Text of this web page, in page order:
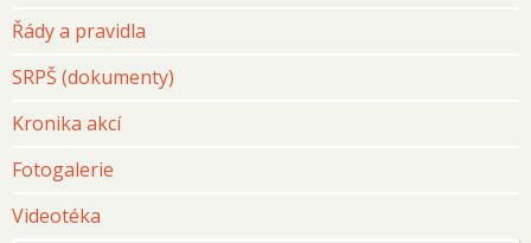
Řády a pravidla
SRPŠ (dokumenty)
Kronika akcí
Fotogalerie
Videotéka